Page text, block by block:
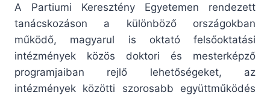
A Partiumi Keresztény Egyetemen rendezett
tanácskozáson a különböző országokban
működő, magyarul is oktató felsőoktatási
intézmények közös doktori és mesterképző
programjaiban rejlő lehetőségeket, az
intézmények közötti szorosabb együttműködés